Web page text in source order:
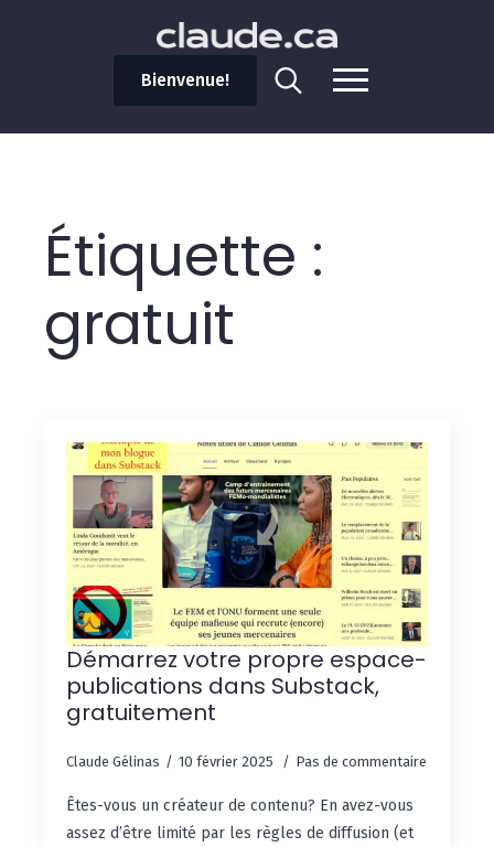
Bienvenue!
Étiquette :
gratuit
Démarrez votre propre espace-
publications dans Substack,
gratuitement
Claude Gélinas 10 février 2025 Pas de commentaire
Êtes-vous un créateur de contenu? En avez-vous
assez d’être limité par les règles de diffusion (et